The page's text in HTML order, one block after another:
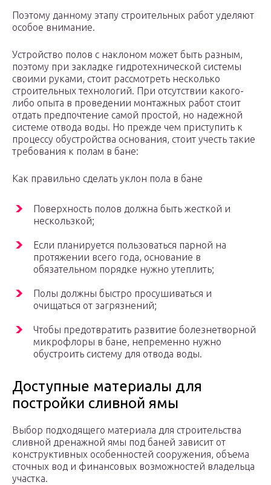
Поэтому данному этапу строительных работ уделяют
особое внимание.
Устройство полов с наклоном может быть разным,
поэтому при закладке гидротехнической системы
своими руками, стоит рассмотреть несколько
строительных технологий. При отсутствии какого-
либо опыта в проведении монтажных работ стоит
отдать предпочтение самой простой, но надежной
системе отвода воды. Но прежде чем приступить к
процессу обустройства основания, стоит учесть такие
требования к полам в бане:
Как правильно сделать уклон пола в бане
Поверхность полов должна быть жесткой и
нескользкой;
Если планируется пользоваться парной на
протяжении всего года, основание в
обязательном порядке нужно утеплить;
Полы должны быстро просушиваться и
очищаться от загрязнений;
Чтобы предотвратить развитие болезнетворной
микрофлоры в бане, непременно нужно
обустроить систему для отвода воды.
Доступные материалы для
постройки сливной ямы
Выбор подходящего материала для строительства
сливной дренажной ямы под баней зависит от
конструктивных особенностей сооружения, объема
сточных вод и финансовых возможностей владельца
участка.